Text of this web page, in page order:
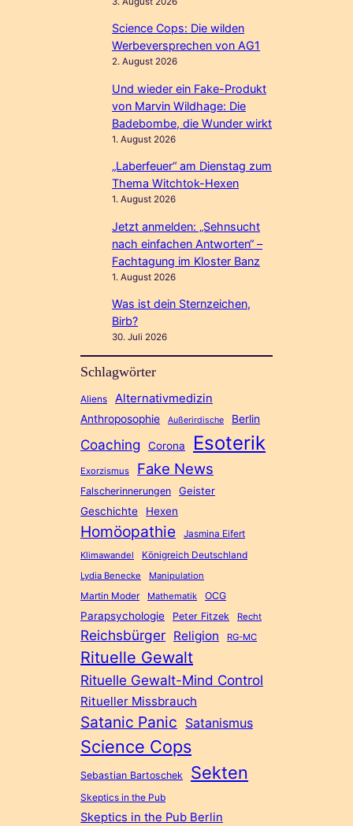
Science Cops: Die wilden
Werbeversprechen von AG1
2. August 2026
Und wieder ein Fake-Produkt
von Marvin Wildhage: Die
Badebombe, die Wunder wirkt
1. August 2026
„Laberfeuer“ am Dienstag zum
Thema Witchtok-Hexen
1. August 2026
Jetzt anmelden: „Sehnsucht
nach einfachen Antworten“ –
Fachtagung im Kloster Banz
1. August 2026
Was ist dein Sternzeichen,
Birb?
30. Juli 2026
Schlagwörter
Aliens Alternativmedizin
Anthroposophie Außerirdische Berlin
Coaching Corona Esoterik
Exorzismus Fake News
Falscherinnerungen
Geister
Geschichte
Hexen
Homöopathie Jasmina Eifert
Klimawandel Königreich Deutschland
Lydia Benecke Manipulation
Martin Moder Mathematik OCG
Parapsychologie Peter Fitzek Recht
Reichsbürger Religion RG-MC
Rituelle Gewalt
Rituelle Gewalt-Mind Control
Ritueller Missbrauch
Satanic Panic Satanismus
Science Cops
Sebastian Bartoschek Sekten
Skeptics in the Pub
Skeptics in the Pub Berlin